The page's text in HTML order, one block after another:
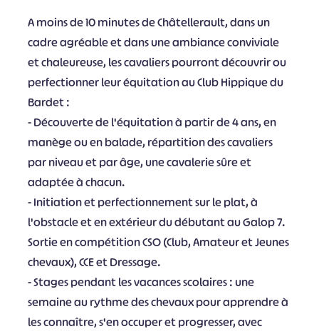
A moins de 10 minutes de Châtellerault, dans un
cadre agréable et dans une ambiance conviviale
et chaleureuse, les cavaliers pourront découvrir ou
perfectionner leur équitation au Club Hippique du
Bardet :
- Découverte de l'équitation à partir de 4 ans, en
manège ou en balade, répartition des cavaliers
par niveau et par âge, une cavalerie sûre et
adaptée à chacun.
- Initiation et perfectionnement sur le plat, à
l'obstacle et en extérieur du débutant au Galop 7.
Sortie en compétition CSO (Club, Amateur et Jeunes
chevaux), CCE et Dressage.
- Stages pendant les vacances scolaires : une
semaine au rythme des chevaux pour apprendre à
les connaître, s'en occuper et progresser, avec